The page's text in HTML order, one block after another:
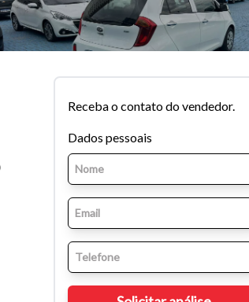
Receba o contato do vendedor.
Dados pessoais